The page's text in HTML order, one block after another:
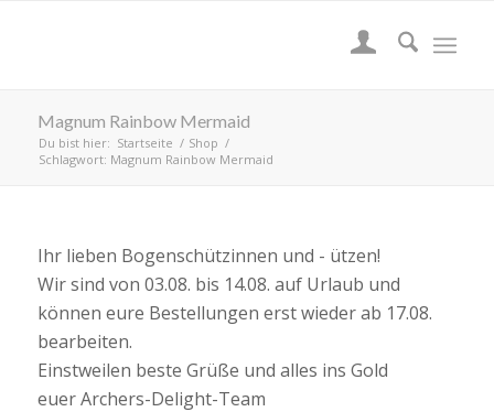
Magnum Rainbow Mermaid
Du bist hier: Startseite / Shop /
Schlagwort: Magnum Rainbow Mermaid
Ihr lieben Bogenschützinnen und - ützen!
Wir sind von 03.08. bis 14.08. auf Urlaub und
können eure Bestellungen erst wieder ab 17.08.
bearbeiten.
Einstweilen beste Grüße und alles ins Gold
euer Archers-Delight-Team